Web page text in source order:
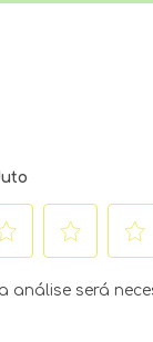
para
para
análise será